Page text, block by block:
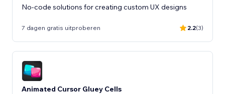
No-code solutions for creating custom UX designs
7 dagen gratis uitproberen 2.2(3)
Animated Cursor Gluey Cells